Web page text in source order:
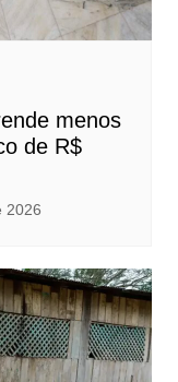
menos
de R$
2026